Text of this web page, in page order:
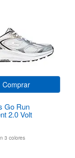
Comprar
Go Run
2.0 Volt
3 colores